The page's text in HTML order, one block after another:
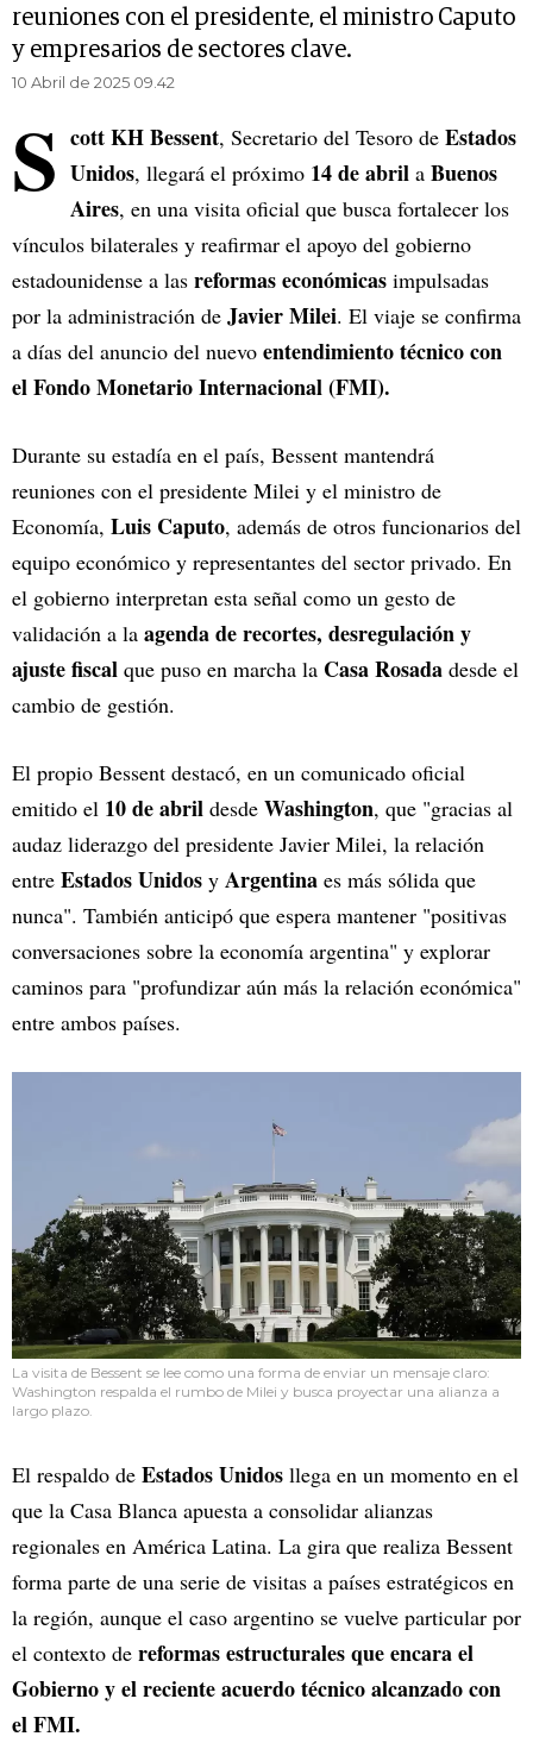
reuniones con el presidente, el ministro Caputo
y empresarios de sectores clave.
10 Abril de 2025 09.42
S cott KH Bessent, Secretario del Tesoro de Estados
Unidos, llegará el próximo 14 de abril a Buenos
Aires, en una visita oficial que busca fortalecer los
vínculos bilaterales y reafirmar el apoyo del gobierno
estadounidense a las reformas económicas impulsadas
por la administración de Javier Milei. El viaje se confirma
a días del anuncio del nuevo entendimiento técnico con
el Fondo Monetario Internacional (FMI).
Durante su estadía en el país, Bessent mantendrá
reuniones con el presidente Milei y el ministro de
Economía, Luis Caputo, además de otros funcionarios del
equipo económico y representantes del sector privado. En
el gobierno interpretan esta señal como un gesto de
validación a la agenda de recortes, desregulación y
ajuste fiscal que puso en marcha la Casa Rosada desde el
cambio de gestión.
El propio Bessent destacó, en un comunicado oficial
emitido el 10 de abril desde Washington, que "gracias al
audaz liderazgo del presidente Javier Milei, la relación
entre Estados Unidos y Argentina es más sólida que
nunca". También anticipó que espera mantener "positivas
conversaciones sobre la economía argentina" y explorar
caminos para "profundizar aún más la relación económica"
entre ambos países.
La visita de Bessent se lee como una forma de enviar un mensaje claro:
Washington respalda el rumbo de Milei y busca proyectar una alianza a
largo plazo.
El respaldo de Estados Unidos llega en un momento en el
que la Casa Blanca apuesta a consolidar alianzas
regionales en América Latina. La gira que realiza Bessent
forma parte de una serie de visitas a países estratégicos en
la región, aunque el caso argentino se vuelve particular por
el contexto de reformas estructurales que encara el
Gobierno y el reciente acuerdo técnico alcanzado con
el FMI.